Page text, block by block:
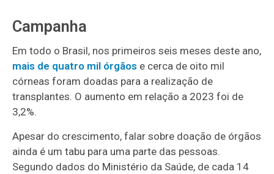
Campanha
Em todo o Brasil, nos primeiros seis meses deste ano,
mais de quatro mil órgãos e cerca de oito mil
córneas foram doadas para a realização de
transplantes. O aumento em relação a 2023 foi de
3,2%.
Apesar do crescimento, falar sobre doação de órgãos
ainda é um tabu para uma parte das pessoas.
Segundo dados do Ministério da Saúde, de cada 14